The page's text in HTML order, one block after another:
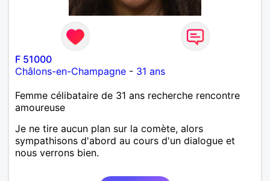
F 51000
Châlons-en-Champagne - 31 ans
Femme célibataire de 31 ans recherche rencontre
amoureuse
Je ne tire aucun plan sur la comète, alors
sympathisons d'abord au cours d'un dialogue et
nous verrons bien.